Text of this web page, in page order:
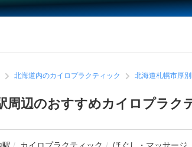
北海道内のカイロプラクティック
北海道札幌市厚
周辺のおすすめカイロプラク